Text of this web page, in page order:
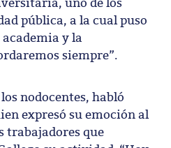
pública, a la cual puso
y la
siempre”.
nodocentes, habló
expresó su emoción al
trabajadores que